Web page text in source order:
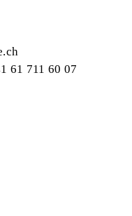
61 711 60 07
Website.